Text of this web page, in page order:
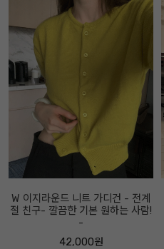
W 이지라운드 니트 가디건 - 전계
절 친구- 깔끔한 기본 원하는 사람!
-
42,000원